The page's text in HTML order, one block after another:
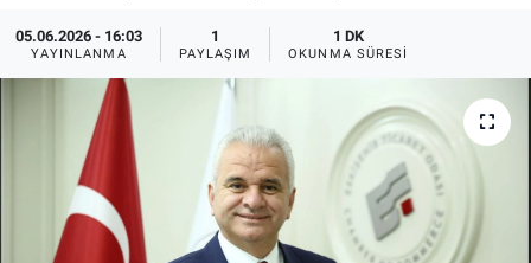
05.06.2026 - 16:03
YAYINLANMA
1
PAYLAŞIM
1 DK
OKUNMA SÜRESI
ASAYİŞ